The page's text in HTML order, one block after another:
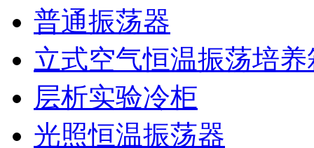
普通振荡器
立式空气恒温振荡培养
层析实验冷柜
光照恒温振荡器